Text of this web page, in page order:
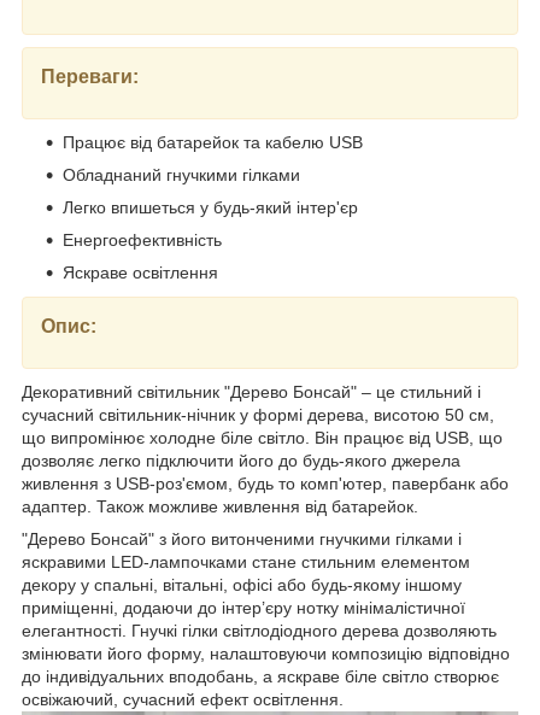
Переваги:
Працює від батарейок та кабелю USB
Обладнаний гнучкими гілками
Легко впишеться у будь-який інтер'єр
Енергоефективність
Яскраве освітлення
Опис:
Декоративний світильник "Дерево Бонсай" – це стильний і
сучасний світильник-нічник у формі дерева, висотою 50 см,
що випромінює холодне біле світло. Він працює від USB, що
дозволяє легко підключити його до будь-якого джерела
живлення з USB-роз'ємом, будь то комп'ютер, павербанк або
адаптер. Також можливе живлення від батарейок.
"Дерево Бонсай" з його витонченими гнучкими гілками і
яскравими LED-лампочками стане стильним елементом
декору у спальні, вітальні, офісі або будь-якому іншому
приміщенні, додаючи до інтер’єру нотку мінімалістичної
елегантності. Гнучкі гілки світлодіодного дерева дозволяють
змінювати його форму, налаштовуючи композицію відповідно
до індивідуальних вподобань, а яскраве біле світло створює
освіжаючий, сучасний ефект освітлення.